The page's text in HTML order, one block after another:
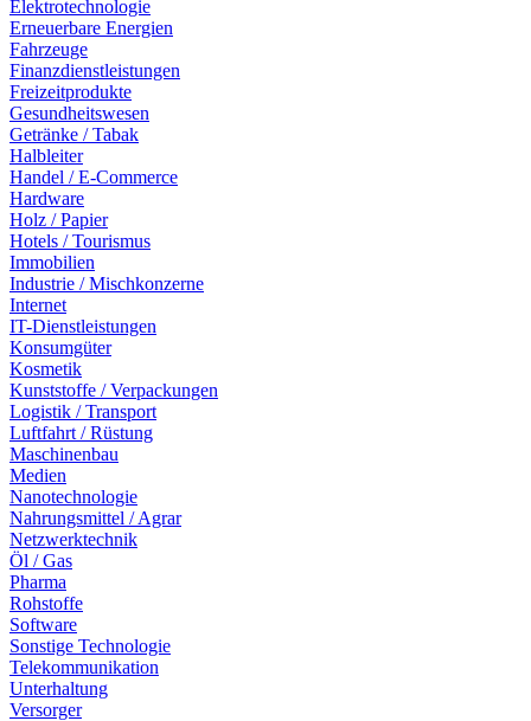
Elektrotechnologie
Erneuerbare Energien
Fahrzeuge
Finanzdienstleistungen
Freizeitprodukte
Gesundheitswesen
Getränke / Tabak
Halbleiter
Handel / E-Commerce
Hardware
Holz / Papier
Hotels / Tourismus
Immobilien
Industrie / Mischkonzerne
Internet
IT-Dienstleistungen
Konsumgüter
Kosmetik
Kunststoffe / Verpackungen
Logistik / Transport
Luftfahrt / Rüstung
Maschinenbau
Medien
Nanotechnologie
Nahrungsmittel / Agrar
Netzwerktechnik
Öl / Gas
Pharma
Rohstoffe
Software
Sonstige Technologie
Telekommunikation
Unterhaltung
Versorger